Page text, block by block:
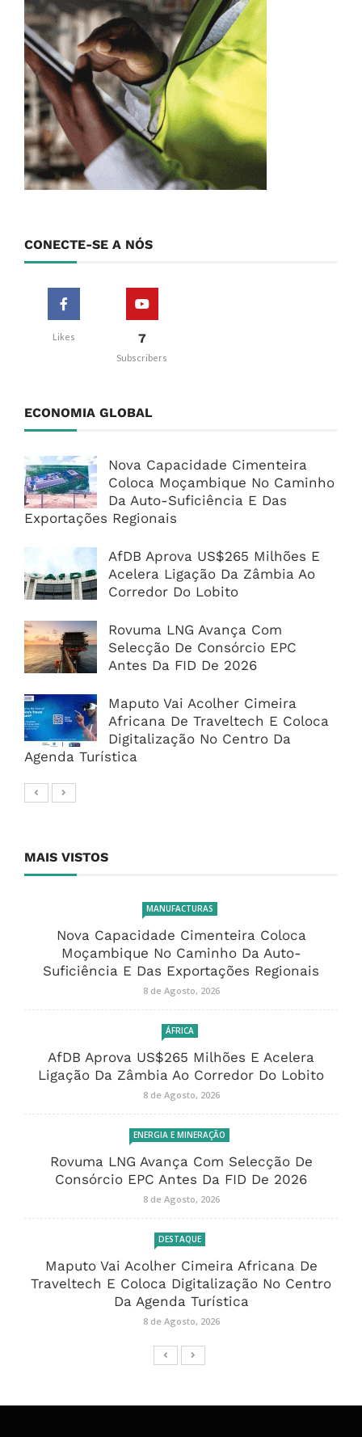
CONECTE-SE A NÓS
Likes 7
Subscribers
ECONOMIA GLOBAL
Nova Capacidade Cimenteira
Coloca Moçambique No Caminho
Da Auto-Suficiência E Das
Exportações Regionais
AfDB Aprova US$265 Milhões E
Acelera Ligação Da Zâmbia Ao
Corredor Do Lobito
Rovuma LNG Avança Com
Selecção De Consórcio EPC
Antes Da FID De 2026
Maputo Vai Acolher Cimeira
Africana De Traveltech E Coloca
Digitalização No Centro Da
Agenda Turística
MAIS VISTOS
MANUFACTURAS
Nova Capacidade Cimenteira Coloca
Moçambique No Caminho Da Auto-
Suficiência E Das Exportações Regionais
8 de Agosto, 2026
ÁFRICA
AfDB Aprova US$265 Milhões E Acelera
Ligação Da Zâmbia Ao Corredor Do Lobito
8 de Agosto, 2026
ENERGIA E MINERAÇÃO
Rovuma LNG Avança Com Selecção De
Consórcio EPC Antes Da FID De 2026
8 de Agosto, 2026
DESTAQUE
Maputo Vai Acolher Cimeira Africana De
Traveltech E Coloca Digitalização No Centro
Da Agenda Turística
8 de Agosto, 2026